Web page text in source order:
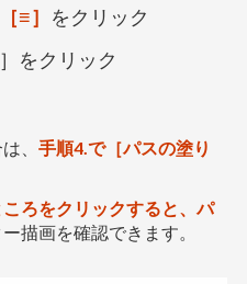
≡］ をクリック
をクリック
、 手順4.で［パスの塗り
ろをクリックすると、パ
描画を確認できます。